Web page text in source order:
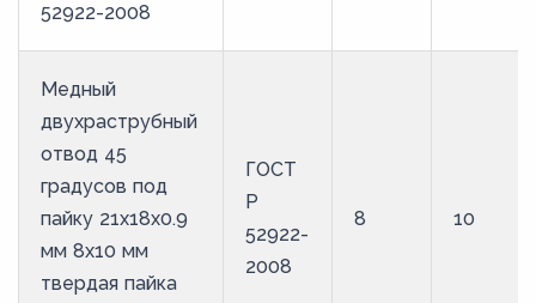
52922-2008
Медный
двухраструбный
отвод 45
градусов под
пайку 21х18х0.9
мм 8х10 мм
твердая пайка
ГОСТ
Р
52922-
2008
8 10